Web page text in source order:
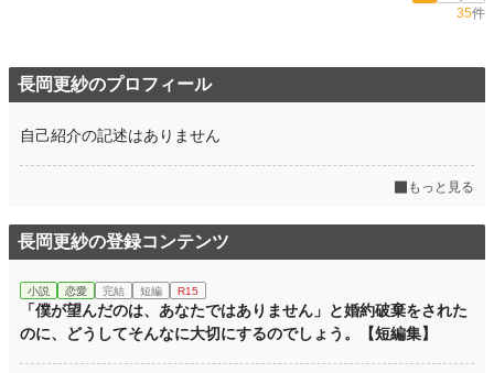
35件
長岡更紗のプロフィール
自己紹介の記述はありません
もっと見る
長岡更紗の登録コンテンツ
小説 恋愛 完結 短編 R15
「僕が望んだのは、あなたではありません」と婚約破棄をされた
のに、どうしてそんなに大切にするのでしょう。【短編集】